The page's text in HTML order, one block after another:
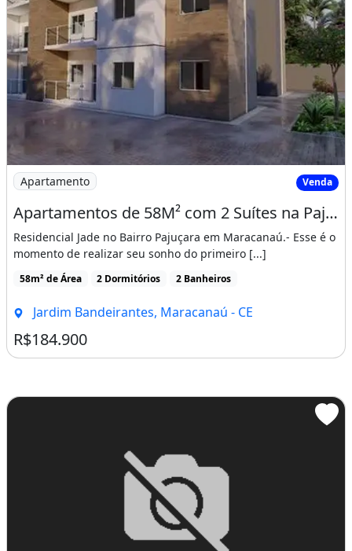
Imagem: Apartamentos de 58M² com 2 Suítes na Pajuçara
Apartamento Venda
Apartamentos de 58M² com 2 Suítes na Pajuçara, 800 Metros da Ce 060 Proximo a Pre
Residencial Jade no Bairro Pajuçara em Maracanaú.- Esse é o
momento de realizar seu sonho do primeiro [...]
58m² de Área 2 Dormitórios 2 Banheiros
Jardim Bandeirantes, Maracanaú - CE
R$184.900